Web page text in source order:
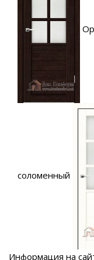
соломенный
Информация на